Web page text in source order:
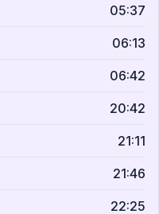
05:37
06:13
06:42
20:42
21:11
21:46
22:25